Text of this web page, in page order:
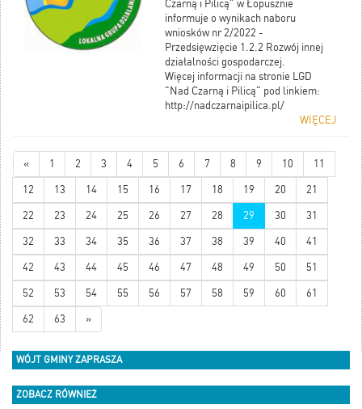
Czarną i Pilicą" w Łopusznie
informuje o wynikach naboru
wniosków nr 2/2022 -
Przedsięwzięcie 1.2.2 Rozwój innej
działalności gospodarczej.
Więcej informacji na stronie LGD
"Nad Czarną i Pilicą" pod linkiem:
http://nadczarnaipilica.pl/
WIĘCEJ
« 1 2 3 4 5 6 7 8 9 10 11
12 13 14 15 16 17 18 19 20 21
22 23 24 25 26 27 28 29 30 31
32 33 34 35 36 37 38 39 40 41
42 43 44 45 46 47 48 49 50 51
52 53 54 55 56 57 58 59 60 61
62 63 »
WÓJT GMINY ZAPRASZA
ZOBACZ RÓWNIEŻ